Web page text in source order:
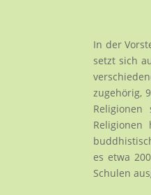
In der
setzt sich
zugehörig,
es etwa
Schulen